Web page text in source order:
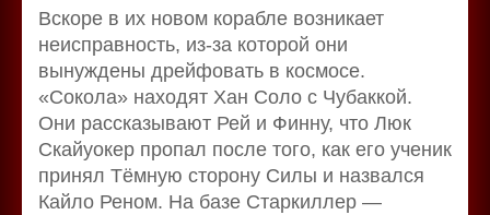
Вскоре в их новом корабле возникает
неисправность, из-за которой они
вынуждены дрейфовать в космосе.
«Сокола» находят Хан Соло с Чубаккой.
Они рассказывают Рей и Финну, что Люк
Скайуокер пропал после того, как его ученик
принял Тёмную сторону Силы и назвался
Кайло Реном. На базе Старкиллер —